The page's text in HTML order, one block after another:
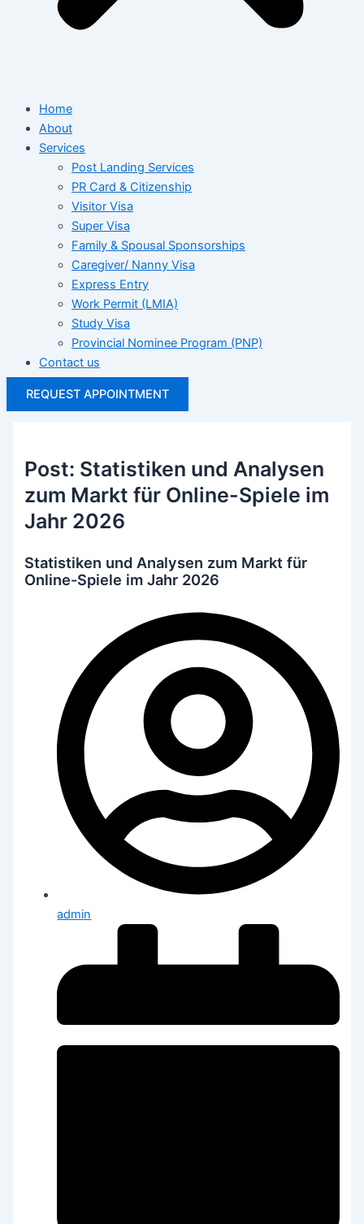
Home
About
Services
Post Landing Services
PR Card & Citizenship
Visitor Visa
Super Visa
Family & Spousal Sponsorships
Caregiver/ Nanny Visa
Express Entry
Work Permit (LMIA)
Study Visa
Provincial Nominee Program (PNP)
Contact us
REQUEST APPOINTMENT
Post: Statistiken und Analysen
zum Markt für Online-Spiele im
Jahr 2026
Statistiken und Analysen zum Markt für
Online-Spiele im Jahr 2026
admin